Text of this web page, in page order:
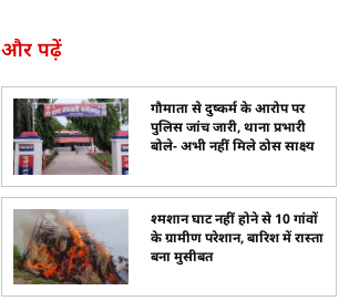
और पढ़ें
गौमाता से दुष्कर्म के आरोप पर
पुलिस जांच जारी, थाना प्रभारी
बोले- अभी नहीं मिले ठोस साक्ष्य
श्मशान घाट नहीं होने से 10 गांवों
के ग्रामीण परेशान, बारिश में रास्ता
बना मुसीबत